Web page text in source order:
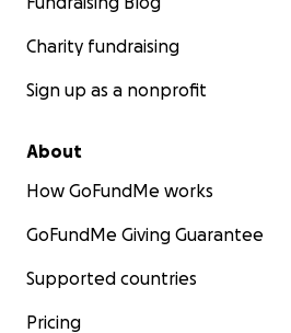
Charity fundraising
Sign up as a nonprofit
About
How GoFundMe works
GoFundMe Giving Guarantee
Supported countries
Pricing